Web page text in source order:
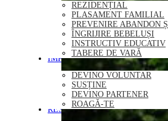
REZIDENȚIAL
PLASAMENT FAMILIAL
PREVENIRE ABANDON
ÎNGRIJIRE BEBELUȘI
INSTRUCTIV EDUCATIV
TABERE DE VARĂ
IMPLICĂ-TE
DEVINO VOLUNTAR
SUSȚINE
DEVINO PARTENER
ROAGĂ-TE
RESURSE